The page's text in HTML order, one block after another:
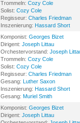
Trommeln: Cozy Cole
Solist: Cozy Cole
Regisseur: Charles Friedman
Inszenierung: Hassard Short
Komponist: Georges Bizet
Dirigent: Joseph Littau
Orchestervorstand: Joseph
Trommeln: Cozy Cole
Solist: Cozy Cole
Regisseur: Charles Friedman
Gesang: Luther Saxon
Inszenierung: Hassard Short
Gesang: Muriel Smith
Komponist: Georges Bizet
Dirigent: Joseph Littau